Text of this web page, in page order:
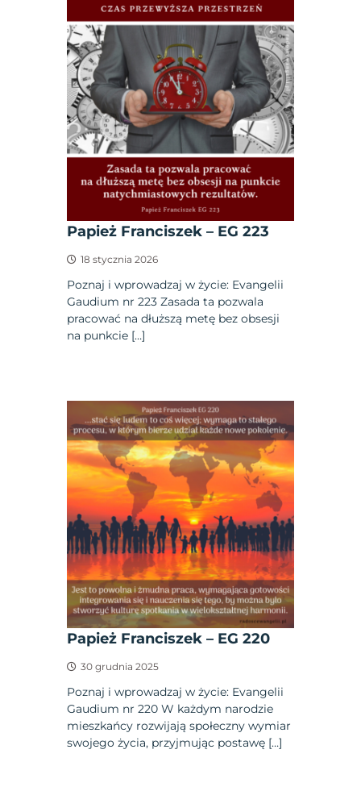
Papież Franciszek – EG 223
18 stycznia 2026
Poznaj i wprowadzaj w życie: Evangelii
Gaudium nr 223 Zasada ta pozwala
pracować na dłuższą metę bez obsesji
na punkcie […]
Papież Franciszek – EG 220
30 grudnia 2025
Poznaj i wprowadzaj w życie: Evangelii
Gaudium nr 220 W każdym narodzie
mieszkańcy rozwijają społeczny wymiar
swojego życia, przyjmując postawę […]